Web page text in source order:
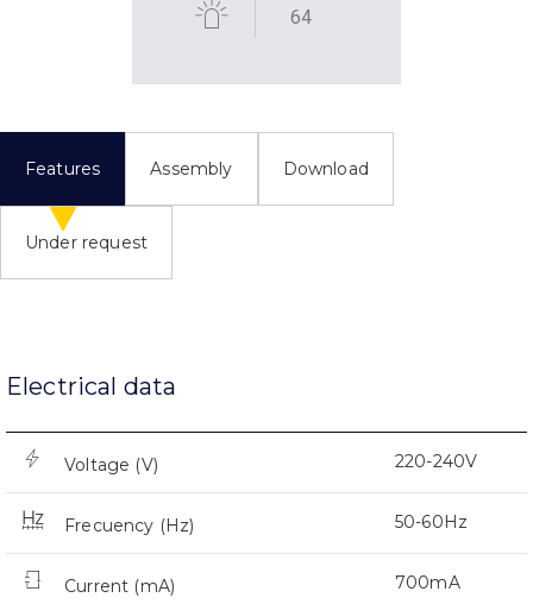
64
Features Assembly Download
Under request
Electrical data
Voltage (V) 220-240V
Frecuency (Hz) 50-60Hz
Current (mA) 700mA